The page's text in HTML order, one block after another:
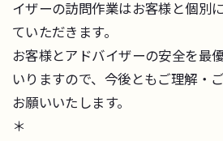
イザーの訪問作業はお客様と個別
ていただきます。
お客様とアドバイザーの安全を最
いりますので、今後ともご理解・
お願いいたします。
＊